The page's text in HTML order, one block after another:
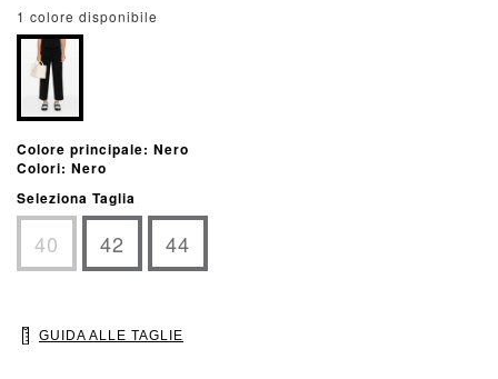
1 colore disponibile
Colore principale: Nero
Colori: Nero
Seleziona Taglia
40 42 44
GUIDA ALLE TAGLIE